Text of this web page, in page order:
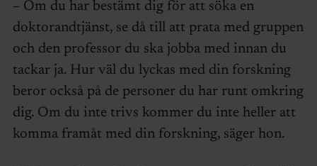
– Om du har bestämt dig för att söka en
doktorandtjänst, se då till att prata med gruppen
och den professor du ska jobba med innan du
tackar ja. Hur väl du lyckas med din forskning
beror också på de personer du har runt omkring
dig. Om du inte trivs kommer du inte heller att
komma framåt med din forskning, säger hon.